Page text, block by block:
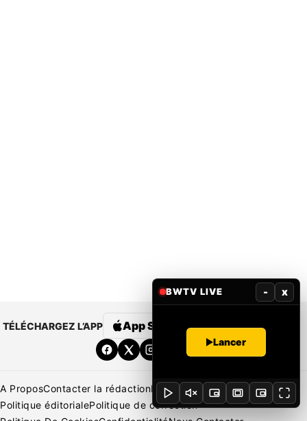
TÉLÉCHARGEZ L’APP App Store Google Play
A ProposContacter la rédactionRédaction
Mentions légales
Politique éditorialePolitique de correction
BWTV LIVE - x
Lancer